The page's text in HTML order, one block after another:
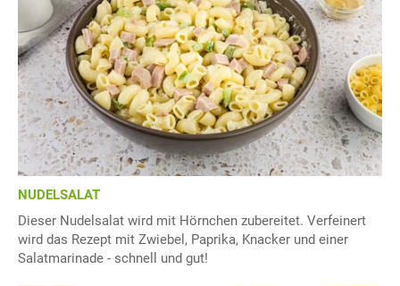
NUDELSALAT
Dieser Nudelsalat wird mit Hörnchen zubereitet. Verfeinert
wird das Rezept mit Zwiebel, Paprika, Knacker und einer
Salatmarinade - schnell und gut!